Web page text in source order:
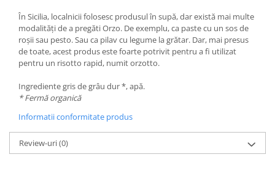
În Sicilia, localnicii folosesc produsul în supă, dar există mai multe
modalități de a pregăti Orzo. De exemplu, ca paste cu un sos de
roșii sau pesto. Sau ca pilav cu legume la grătar. Dar, mai presus
de toate, acest produs este foarte potrivit pentru a fi utilizat
pentru un risotto rapid, numit orzotto.
Ingrediente gris de grâu dur *, apă.
* Fermă organică
Informatii conformitate produs
Review-uri(0)